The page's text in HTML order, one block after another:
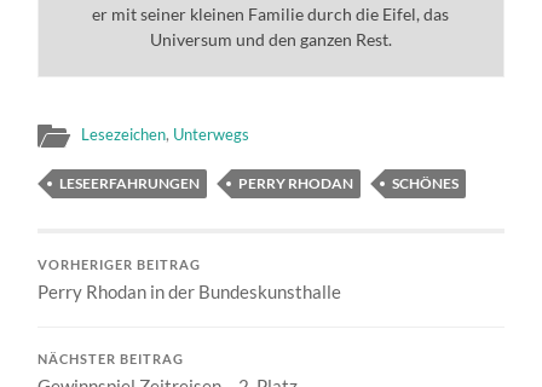
er mit seiner kleinen Familie durch die Eifel, das
Universum und den ganzen Rest.
Lesezeichen, Unterwegs
LESEERFAHRUNGEN PERRY RHODAN SCHÖNES
VORHERIGER BEITRAG
Perry Rhodan in der Bundeskunsthalle
NÄCHSTER BEITRAG